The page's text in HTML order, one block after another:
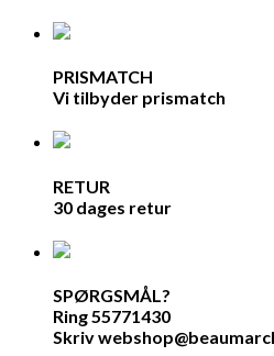
PRISMATCH
Vi tilbyder prismatch
RETUR
30 dages retur
SPØRGSMÅL?
Ring 55771430
Skriv